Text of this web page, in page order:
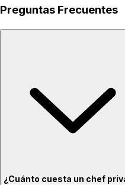
Preguntas Frecuentes
¿Cuánto cuesta un chef